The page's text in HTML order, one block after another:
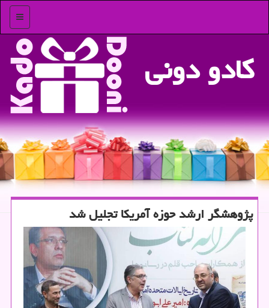
منو
كادو دونی
پژوهشگر ارشد حوزه آمریکا تجلیل شد